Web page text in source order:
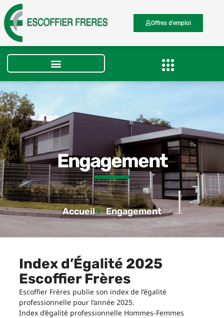
Aller
au
contenu
Offres d'emploi
Engagement
Accueil Engagement
Index d’Égalité 2025
Escoffier Frères
Escoffier Frères publie son index de l’égalité
professionnelle pour l’année 2025.
Index d’égalité professionnelle Hommes-Femmes